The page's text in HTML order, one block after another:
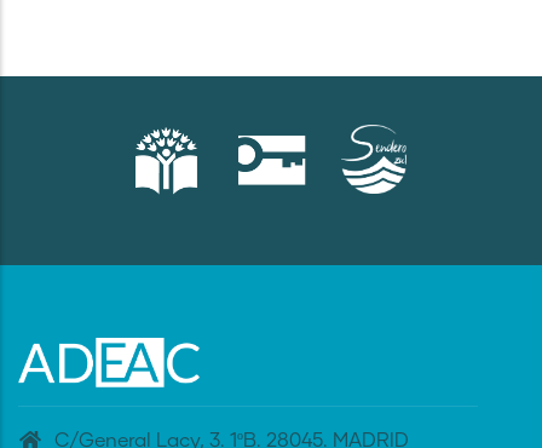
C/General Lacy, 3. 1ºB. 28045. MADRID